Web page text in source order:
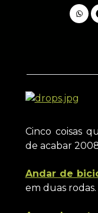
Cinco coisas
de acabar
Andar de
em duas rodas.